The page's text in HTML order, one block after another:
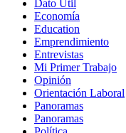
Dato Útil
Economía
Education
Emprendimiento
Entrevistas
Mi Primer Trabajo
Opinión
Orientación Laboral
Panoramas
Panoramas